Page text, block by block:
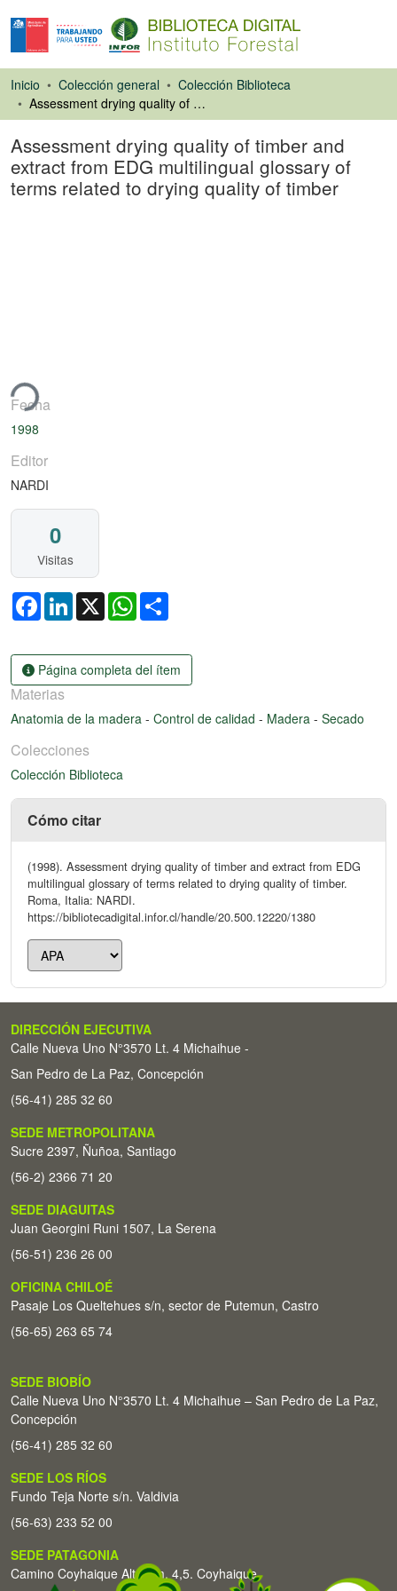
Inicio Colección general
Colección Biblioteca
Assessment drying quality of timber and extract from EDG multilingual glossary of terms related to drying quality of timber
Assessment drying quality of timber and
extract from EDG multilingual glossary of
terms related to drying quality of timber
Fecha
1998
Editor
NARDI
0
Visitas
FacebookLinkedIn
X WhatsApp
Página completa del ítem
Materias
Anatomia de la madera - Control de calidad - Madera - Secado
Colecciones
Colección Biblioteca
Cómo citar
(1998). Assessment drying quality of timber and extract from EDG
multilingual glossary of terms related to drying quality of timber.
Roma, Italia: NARDI.
https://bibliotecadigital.infor.cl/handle/20.500.12220/1380
DIRECCIÓN EJECUTIVA
Calle Nueva Uno N°3570 Lt. 4 Michaihue -
San Pedro de La Paz, Concepción
(56-41) 285 32 60
SEDE METROPOLITANA
Sucre 2397, Ñuñoa, Santiago
(56-2) 2366 71 20
SEDE DIAGUITAS
Juan Georgini Runi 1507, La Serena
(56-51) 236 26 00
OFICINA CHILOÉ
Pasaje Los Queltehues s/n, sector de Putemun, Castro
(56-65) 263 65 74
SEDE BIOBÍO
Calle Nueva Uno N°3570 Lt. 4 Michaihue – San Pedro de La Paz,
Concepción
(56-41) 285 32 60
SEDE LOS RÍOS
Fundo Teja Norte s/n. Valdivia
(56-63) 233 52 00
SEDE PATAGONIA
Camino Coyhaique Alto Km. 4,5. Coyhaique